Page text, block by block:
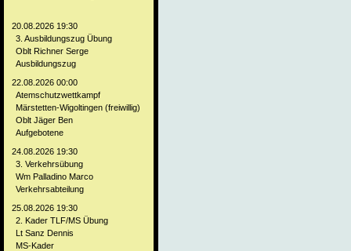
20.08.2026 19:30
3. Ausbildungszug Übung
Oblt Richner Serge
Ausbildungszug
22.08.2026 00:00
Atemschutzwettkampf
Märstetten-Wigoltingen (freiwillig)
Oblt Jäger Ben
Aufgebotene
24.08.2026 19:30
3. Verkehrsübung
Wm Palladino Marco
Verkehrsabteilung
25.08.2026 19:30
2. Kader TLF/MS Übung
Lt Sanz Dennis
MS-Kader